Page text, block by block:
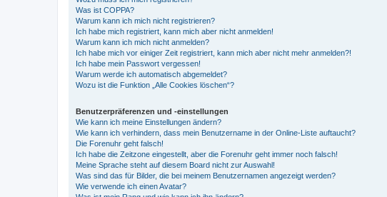
Was ist COPPA?
Warum kann ich mich nicht registrieren?
Ich habe mich registriert, kann mich aber nicht anmelden!
Warum kann ich mich nicht anmelden?
Ich habe mich vor einiger Zeit registriert, kann mich aber nicht mehr anmelden?!
Ich habe mein Passwort vergessen!
Warum werde ich automatisch abgemeldet?
Wozu ist die Funktion „Alle Cookies löschen“?
Benutzerpräferenzen und -einstellungen
Wie kann ich meine Einstellungen ändern?
Wie kann ich verhindern, dass mein Benutzername in der Online-Liste auftaucht?
Die Forenuhr geht falsch!
Ich habe die Zeitzone eingestellt, aber die Forenuhr geht immer noch falsch!
Meine Sprache steht auf diesem Board nicht zur Auswahl!
Was sind das für Bilder, die bei meinem Benutzernamen angezeigt werden?
Wie verwende ich einen Avatar?